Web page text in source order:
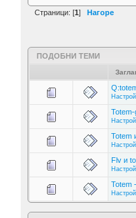
Страници: [1] Нагоре
ПОДОБНИ ТЕМИ
Totem
Flv и
Totem